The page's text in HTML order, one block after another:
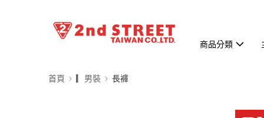
商品分類
首頁 ▎男裝 長褲